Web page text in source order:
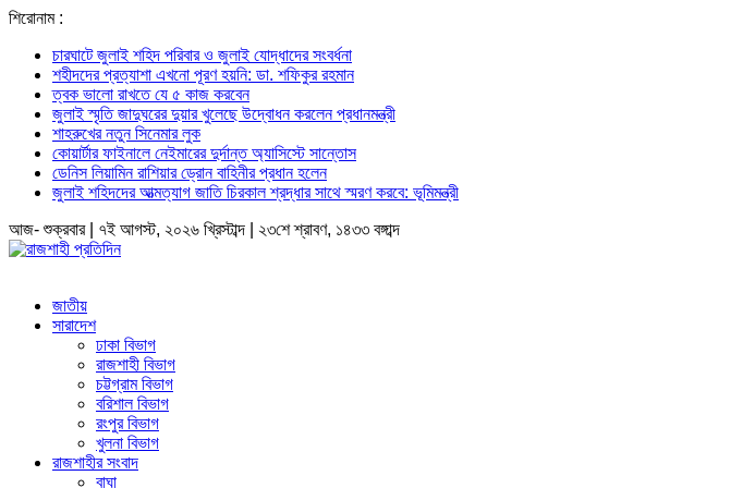
শিরোনাম :
চারঘাটে জুলাই শহিদ পরিবার ও জুলাই যোদ্ধাদের সংবর্ধনা
শহীদদের প্রত্যাশা এখনো পূরণ হয়নি: ডা. শফিকুর রহমান
ত্বক ভালো রাখতে যে ৫ কাজ করবেন
জুলাই স্মৃতি জাদুঘরের দুয়ার খুলেছে উদ্বোধন করলেন প্রধানমন্ত্রী
শাহরুখের নতুন সিনেমার লুক
কোয়ার্টার ফাইনালে নেইমারের দুর্দান্ত অ্যাসিস্টে সান্তোস
ডেনিস লিয়ামিন রাশিয়ার ড্রোন বাহিনীর প্রধান হলেন
জুলাই শহিদদের আত্মত্যাগ জাতি চিরকাল শ্রদ্ধার সাথে স্মরণ করবে: ভূমিমন্ত্রী
আজ- শুক্রবার | ৭ই আগস্ট, ২০২৬ খ্রিস্টাব্দ | ২৩শে শ্রাবণ, ১৪৩৩ বঙ্গাব্দ
জাতীয়
সারাদেশ
ঢাকা বিভাগ
রাজশাহী বিভাগ
চট্টগ্রাম বিভাগ
বরিশাল বিভাগ
রংপুর বিভাগ
খুলনা বিভাগ
রাজশাহীর সংবাদ
বাঘা